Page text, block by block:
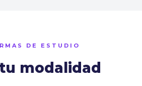
DE ESTUDIO
modalidad